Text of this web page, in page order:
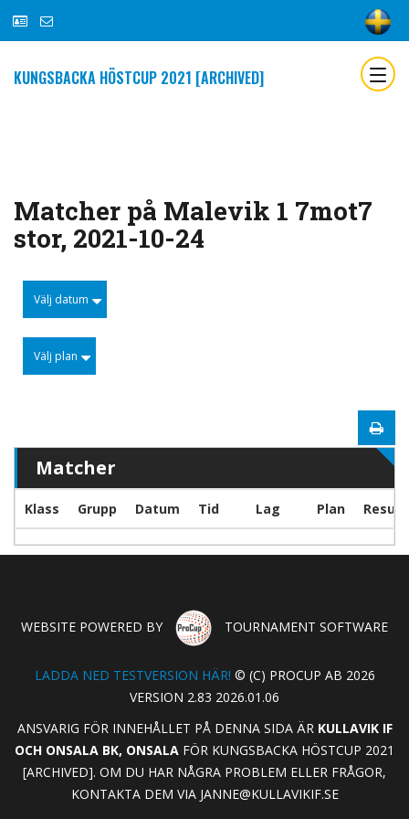
KUNGSBACKA HÖSTCUP 2021 [ARCHIVED]
Matcher på Malevik 1 7mot7
stor, 2021-10-24
Välj datum
Välj plan
Matcher
Klass Grupp Datum Tid Lag Plan
WEBSITE POWERED BY TOURNAMENT SOFTWARE
LADDA NED TESTVERSION HÄR! © (C) PROCUP AB 2026
VERSION 2.83 2026.01.06
ANSVARIG FÖR INNEHÅLLET PÅ DENNA SIDA ÄR KULLAVIK IF
OCH ONSALA BK, ONSALA FÖR KUNGSBACKA HÖSTCUP 2021
[ARCHIVED]. OM DU HAR NÅGRA PROBLEM ELLER FRÅGOR,
KONTAKTA DEM VIA JANNE@KULLAVIKIF.SE